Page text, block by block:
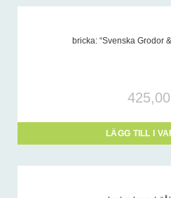
bricka: “Svenska Grodor
425,00
LÄGG TILL I